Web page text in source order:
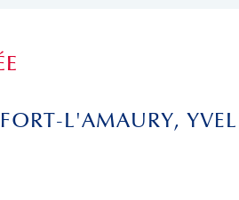
L'AMAURY,